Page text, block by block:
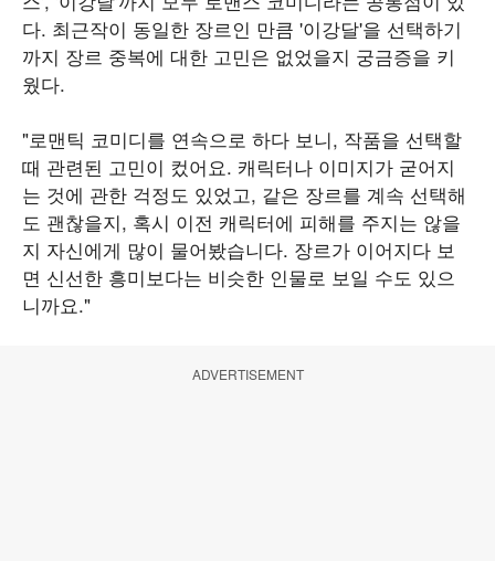
다. 최근작이 동일한 장르인 만큼 '이강달'을 선택하기
까지 장르 중복에 대한 고민은 없었을지 궁금증을 키
웠다.
"로맨틱 코미디를 연속으로 하다 보니, 작품을 선택할
때 관련된 고민이 컸어요. 캐릭터나 이미지가 굳어지
는 것에 관한 걱정도 있었고, 같은 장르를 계속 선택해
도 괜찮을지, 혹시 이전 캐릭터에 피해를 주지는 않을
지 자신에게 많이 물어봤습니다. 장르가 이어지다 보
면 신선한 흥미보다는 비슷한 인물로 보일 수도 있으
니까요."
ADVERTISEMENT